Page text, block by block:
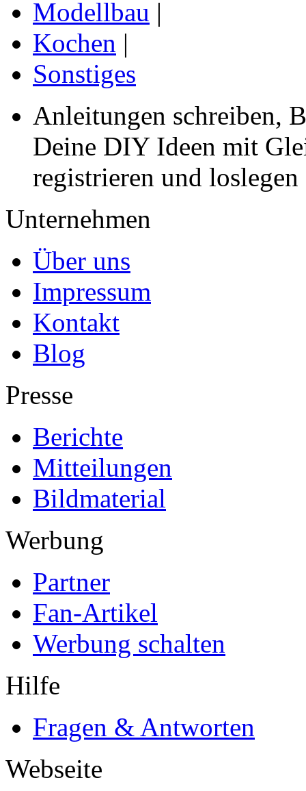
Modellbau |
Kochen |
Sonstiges
Anleitungen schreiben,
Deine DIY Ideen mit
registrieren und loslegen
Unternehmen
Über uns
Impressum
Kontakt
Blog
Presse
Berichte
Mitteilungen
Bildmaterial
Werbung
Partner
Fan-Artikel
Werbung schalten
Hilfe
Fragen & Antworten
Webseite